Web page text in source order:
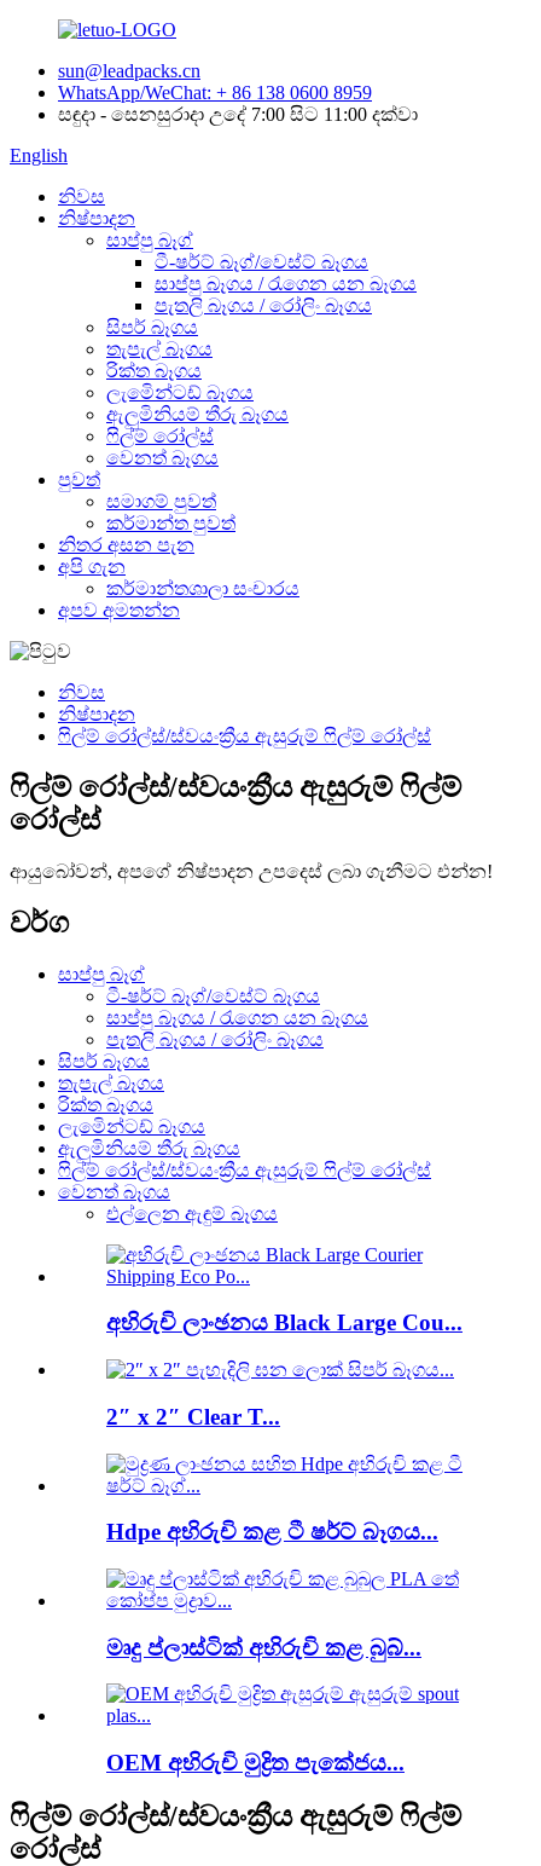
sun@leadpacks.cn
WhatsApp/WeChat: + 86 138 0600 8959
සඳුදා - සෙනසුරාදා උදේ 7:00 සිට 11:00 දක්වා
English
නිවස
නිෂ්පාදන
සාප්පු බෑග්
ටී-ෂර්ට් බෑග්/වෙස්ට් බෑගය
සාප්පු බෑගය / රැගෙන යන බෑගය
පැතලි බෑගය / රෝලිං බෑගය
සිපර් බෑගය
තැපැල් බෑගය
රික්ත බෑගය
ලැමිෙන්ටඩ් බෑගය
ඇලුමිනියම් තීරු බෑගය
ෆිල්ම් රෝල්ස්
වෙනත් බෑගය
පුවත්
සමාගම් පුවත්
කර්මාන්ත පුවත්
නිතර අසන පැන
අපි ගැන
කර්මාන්තශාලා සංචාරය
අපව අමතන්න
නිවස
නිෂ්පාදන
ෆිල්ම් රෝල්ස්/ස්වයංක්‍රීය ඇසුරුම් ෆිල්ම් රෝල්ස්
ෆිල්ම් රෝල්ස්/ස්වයංක්‍රීය ඇසුරුම් ෆිල්ම්
රෝල්ස්
ආයුබෝවන්, අපගේ නිෂ්පාදන උපදෙස් ලබා ගැනීමට එන්න!
වර්ග
සාප්පු බෑග්
ටී-ෂර්ට් බෑග්/වෙස්ට් බෑගය
සාප්පු බෑගය / රැගෙන යන බෑගය
පැතලි බෑගය / රෝලිං බෑගය
සිපර් බෑගය
තැපැල් බෑගය
රික්ත බෑගය
ලැමිෙන්ටඩ් බෑගය
ඇලුමිනියම් තීරු බෑගය
ෆිල්ම් රෝල්ස්/ස්වයංක්‍රීය ඇසුරුම් ෆිල්ම් රෝල්ස්
වෙනත් බෑගය
එල්ලෙන ඇඳුම් බෑගය
අභිරුචි ලාංඡනය Black Large Cou...
2″ x 2″ Clear T...
Hdpe අභිරුචි කළ ටී ෂර්ට් බෑගය...
මෘදු ප්ලාස්ටික් අභිරුචි කළ බුබ්...
OEM අභිරුචි මුද්‍රිත පැකේජය...
ෆිල්ම් රෝල්ස්/ස්වයංක්‍රීය ඇසුරුම් ෆිල්ම්
රෝල්ස්